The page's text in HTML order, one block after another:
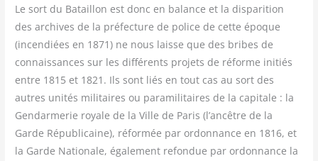
Le sort du Bataillon est donc en balance et la dis­pa­ri­tion
des archives de la pré­fec­ture de police de cette époque
(incen­diées en 1871) ne nous laisse que des bribes de
connais­sances sur les dif­fé­rents pro­jets de réforme ini­tiés
entre 1815 et 1821. Ils sont liés en tout cas au sort des
autres uni­tés mili­taires ou para­mi­li­taires de la capi­tale : la
Gen­dar­me­rie royale de la Ville de Paris (l’ancêtre de la
Garde Répu­bli­caine), réfor­mée par ordon­nance en 1816, et
la Garde Natio­nale, éga­le­ment refon­due par ordon­nance la